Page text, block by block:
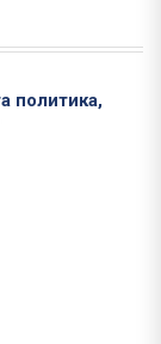
политика,